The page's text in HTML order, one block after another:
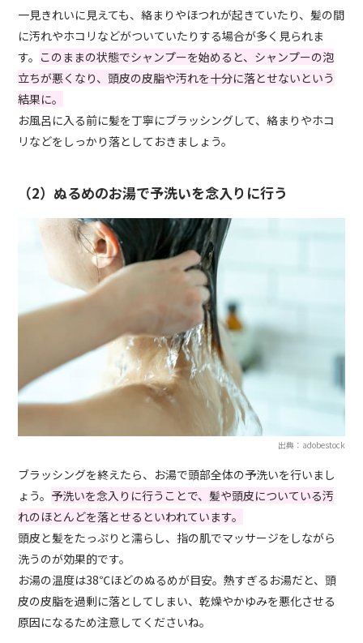
一見きれいに見えても、絡まりやほつれが起きていたり、髪の間
に汚れやホコリなどがついていたりする場合が多く見られま
す。 このままの状態でシャンプーを始めると、シャンプーの泡
立ちが悪くなり、頭皮の皮脂や汚れを十分に落とせないという
結果に。
お風呂に入る前に髪を丁寧にブラッシングして、絡まりやホコ
リなどをしっかり落としておきましょう。
（2）ぬるめのお湯で予洗いを念入りに行う
出典：adobestock
ブラッシングを終えたら、お湯で頭部全体の予洗いを行いまし
ょう。 予洗いを念入りに行うことで、髪や頭皮についている汚
れのほとんどを落とせるといわれています。
頭皮と髪をたっぷりと濡らし、指の肌でマッサージをしながら
洗うのが効果的です。
お湯の温度は38℃ほどのぬるめが目安。熱すぎるお湯だと、頭
皮の皮脂を過剰に落としてしまい、乾燥やかゆみを悪化させる
原因になるため注意してくださいね。